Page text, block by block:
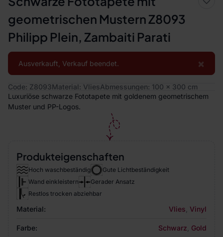
geometrischen Mustern Z8093
Philipp Plein, Zambaiti Parati
×
Ausverkauft, Verkauf beendet.
Code: Z8093Material: VliesAbmessungen: 100 x 300 cm
Luxuriöse schwarze Fototapete mit goldenem geometrischem
Muster und PP-Logos.
Produkteigenschaften
Hoch waschbeständig
Gute Lichtbeständigkeit
Wand einkleistern
Gerader Ansatz
Restlos trocken abziehbar
Material: Vlies Vinyl
Farbe: Schwarz Gold